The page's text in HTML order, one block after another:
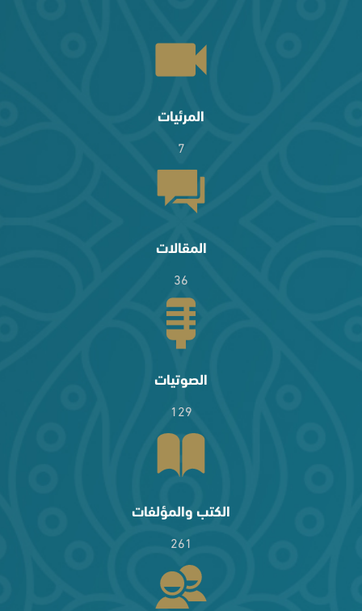
المرئيات
7
المقالات
36
الصوتيات
129
الكتب والمؤلفات
261